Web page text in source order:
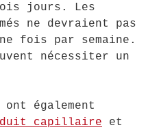
jours. Les
ne devraient pas
fois par semaine.
nécessiter un
ont également
capillaire et